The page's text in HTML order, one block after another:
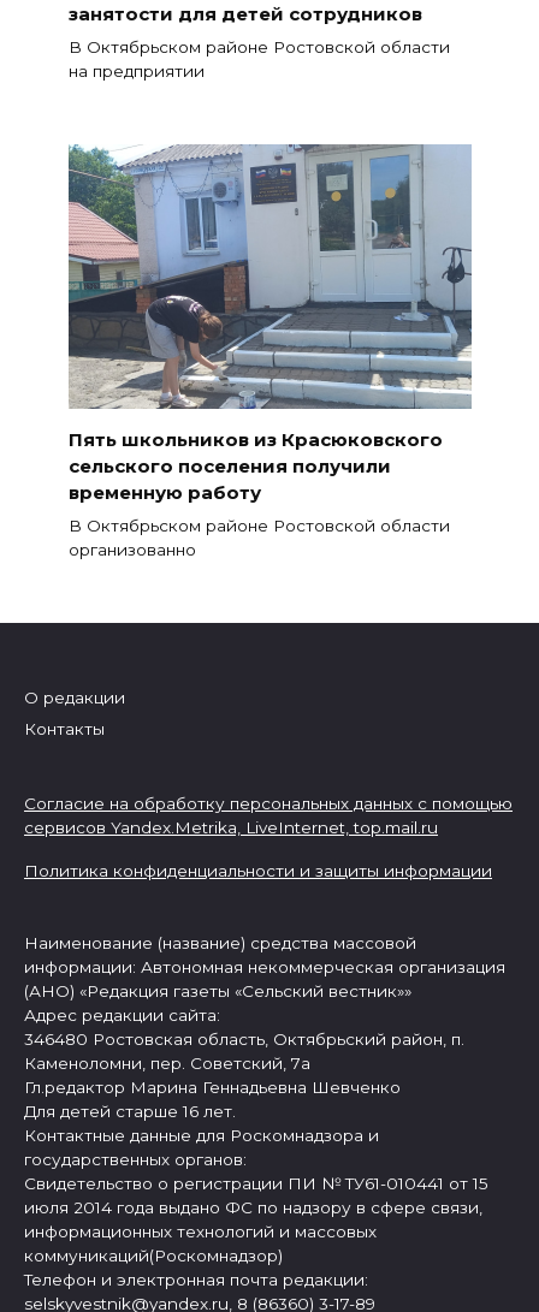
занятости для детей сотрудников
В Октябрьском районе Ростовской области
на предприятии
Пять школьников из Красюковского
сельского поселения получили
временную работу
В Октябрьском районе Ростовской области
организованно
О редакции
Контакты
Согласие на обработку персональных данных с помощью
сервисов Yandex.Metrika, LiveInternet,top.mail.ru
Политика конфиденциальности и защиты информации
Наименование (название) средства массовой
информации: Автономная некоммерческая организация
(АНО) «Редакция газеты «Сельский вестник»»
Адрес редакции сайта:
346480 Ростовская область, Октябрьский район, п.
Каменоломни, пер. Советский, 7а
Гл.редактор Марина Геннадьевна Шевченко
Для детей старше 16 лет.
Контактные данные для Роскомнадзора и
государственных органов:
Свидетельство о регистрации ПИ № ТУ61-010441 от 15
июля 2014 года выдано ФС по надзору в сфере связи,
информационных технологий и массовых
коммуникаций(Роскомнадзор)
Телефон и электронная почта редакции:
selskyvestnik@yandex.ru, 8 (86360) 3-17-89